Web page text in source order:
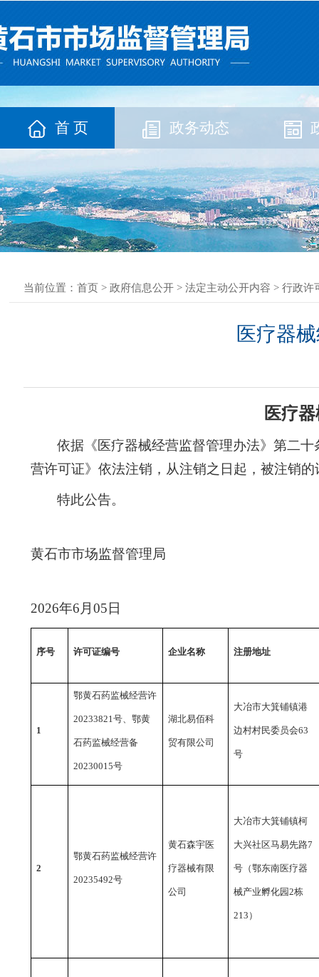
首 页 政务动态
当前位置： 首页 > 政府信息公开 > 法定主动公开内容 > 行政许
医疗器
医疗
依据《医疗器械经营监督管理办法》第二十
营许可证》 依法注销，从注销之日起，被注销
特此公告。
黄石市市场监督管理局
2026年6月05日
序号 许可证编号 企业名称 注册地址
1
鄂黄石药监械经营许
20233821号、鄂黄
石药监械经营备
20230015号
湖北易佰科
贸有限公司
大冶市大箕铺镇港
边村村民委员会63
号
2
鄂黄石药监械经营许
20235492号
黄石森宇医
疗器械有限
公司
大冶市大箕铺镇柯
大兴社区马易先路7
号（鄂东南医疗器
械产业孵化园2栋
213）